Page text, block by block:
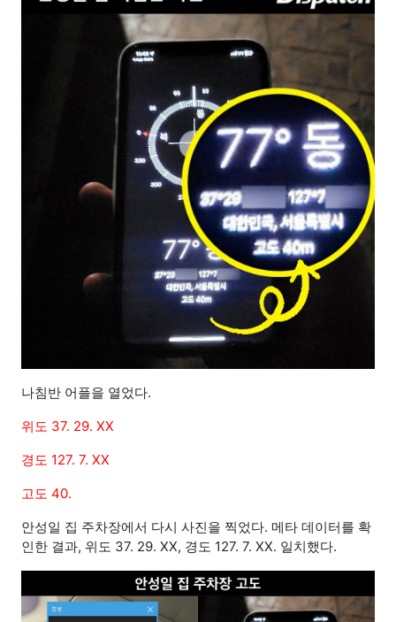
나침반 어플을 열었다.
위도 37. 29. XX
경도 127. 7. XX
고도 40.
안성일 집 주차장에서 다시 사진을 찍었다. 메타 데이터를 확
인한 결과, 위도 37. 29. XX, 경도 127. 7. XX. 일치했다.